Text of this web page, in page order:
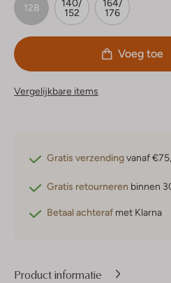
128
140/
152
164/
176
Voeg toe
Vergelijkbare items
Gratis verzendingvanaf
Gratis retourneren binnen
Betaal achteraf met Klarna
Product informatie